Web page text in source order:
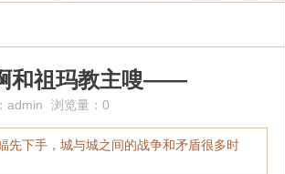
和祖玛教主嗖——
admin 浏览量：0
先下手，城与城之间的战争和矛盾很多时